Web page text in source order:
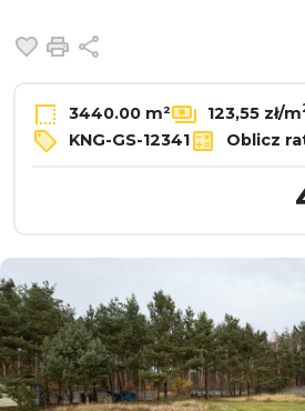
Dodaj do ulubionych
Drukuj
3440.00 m² 123,55 zł/m
KNG-GS-12341 Oblicz